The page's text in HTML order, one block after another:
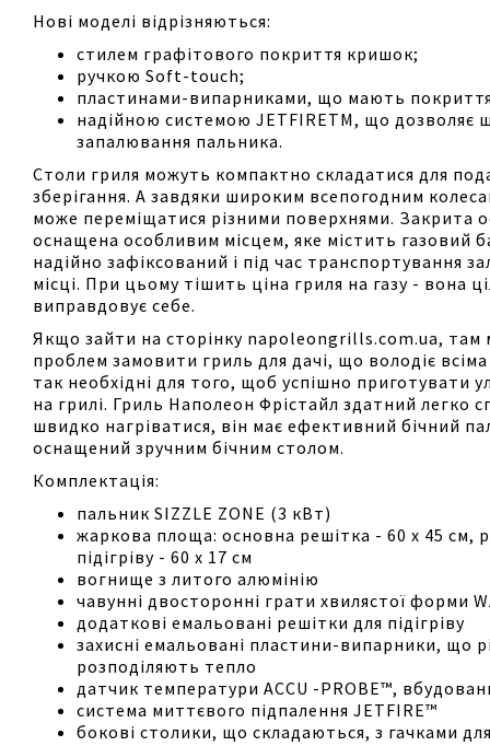
Нові моделі відрізняються:
стилем графітового покриття кришок;
ручкою Soft-touch;
пластинами-випарниками, що мають
надійною системою JETFIRETM, що дозволяє
запалювання пальника.
Столи гриля можуть компактно складатися для
зберігання. А завдяки широким всепогодним
може переміщатися різними поверхнями. Закрита
оснащена особливим місцем, яке містить газовий
надійно зафіксований і під час транспортування
місці. При цьому тішить ціна гриля на газу - вона
виправдовує себе.
Якщо зайти на сторінку napoleongrills.com.ua, там
проблем замовити гриль для дачі, що володіє
так необхідні для того, щоб успішно приготувати
на грилі. Гриль Наполеон Фрістайл здатний легко
швидко нагріватися, він має ефективний бічний
оснащений зручним бічним столом.
Комплектація:
пальник SIZZLE ZONE (3 кВт)
жаркова площа: основна решітка - 60 х 45 см,
підігріву - 60 х 17 см
вогнище з литого алюмінію
чавунні двосторонні грати хвилястої форми
додаткові емальовані решітки для підігріву
захисні емальовані пластини-випарники, що
розподіляють тепло
датчик температури ACCU -PROBE™,
система миттєвого підпалення JETFIRE™
бокові столики, що складаються, з гачками